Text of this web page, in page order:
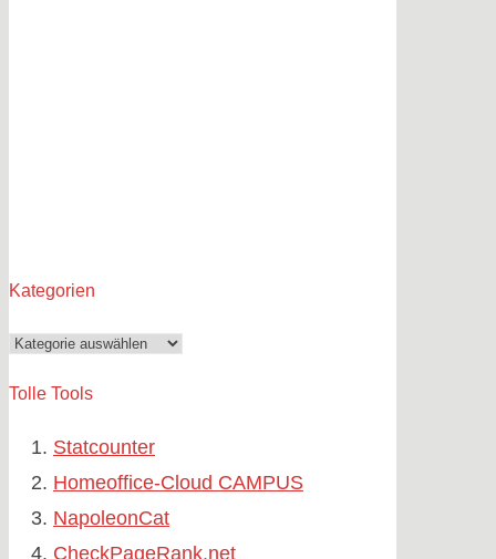
Kategorien
Kategorien
Tolle Tools
Statcounter
Homeoffice-Cloud CAMPUS
NapoleonCat
CheckPageRank.net